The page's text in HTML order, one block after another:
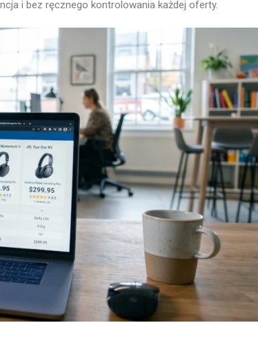
i bez ręcznego kontrolowania każdej oferty.